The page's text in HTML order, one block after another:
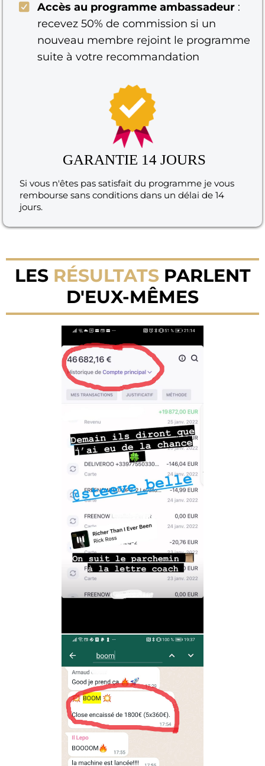
Accès au programme ambassadeur :
recevez 50% de commission si un
nouveau membre rejoint le programme
suite à votre recommandation
GARANTIE 14 JOURS
Si vous n'êtes pas satisfait du programme je vous
rembourse sans conditions dans un délai de 14
jours.
LES RÉSULTATS PARLENT
D'EUX-MÊMES